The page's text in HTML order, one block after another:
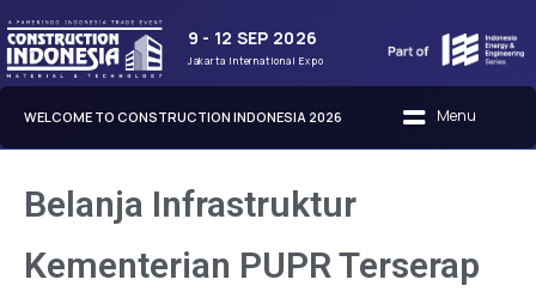
9 - 12 SEP 2026
Jakarta International Expo
WELCOME TO CONSTRUCTION INDONESIA 2026
Belanja Infrastruktur
Kementerian PUPR Terserap